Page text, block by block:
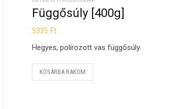
Függősúly [400g]
5335 Ft
Hegyes, polírozott vas függősúly.
KOSÁRBA RAKOM